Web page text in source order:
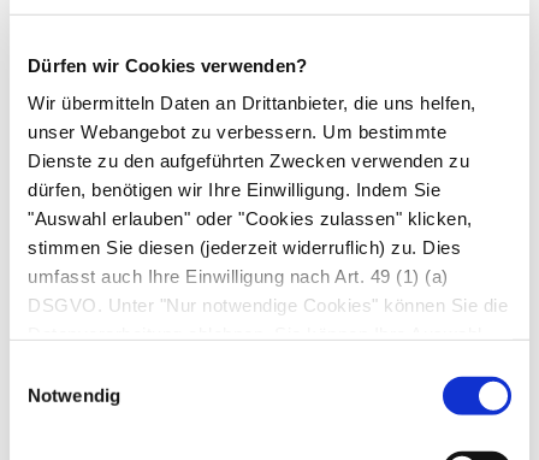
Dürfen wir Cookies verwenden?
Wir übermitteln Daten an Drittanbieter, die uns helfen,
unser Webangebot zu verbessern. Um bestimmte
Dienste zu den aufgeführten Zwecken verwenden zu
dürfen, benötigen wir Ihre Einwilligung. Indem Sie
"Auswahl erlauben" oder "Cookies zulassen" klicken,
stimmen Sie diesen (jederzeit widerruflich) zu. Dies
umfasst auch Ihre Einwilligung nach Art. 49 (1) (a)
DSGVO. Unter "Nur notwendige Cookies" können Sie die
Notwendig
(Tuberkulintest) ist der Interferon Gamma-Test
zuverlässiger und ist zudem unabhängig von
einer stattgehabten Tuberkuloseimpfung (BCG-
Impfung). Aufgrund der noch unzureichenden
Datenlage wird bei Kleinkindern jedoch weiterhin
initial der Tuberkulintest verwendet.
Der endgültige Erregernachweis erfolgt aus
Der schnelle
der
4